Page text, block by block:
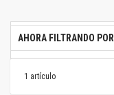
1 artículo
AHORA FILTRANDO POR